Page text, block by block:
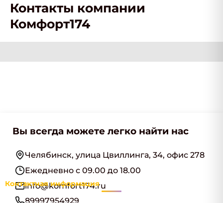
Контакты компании
Комфорт174
Вы всегда можете легко найти нас
Челябинск, улица Цвиллинга, 34, офис 278
Ежедневно с 09.00 до 18.00
info@komfort174.ru
89997954929
Контактная информация